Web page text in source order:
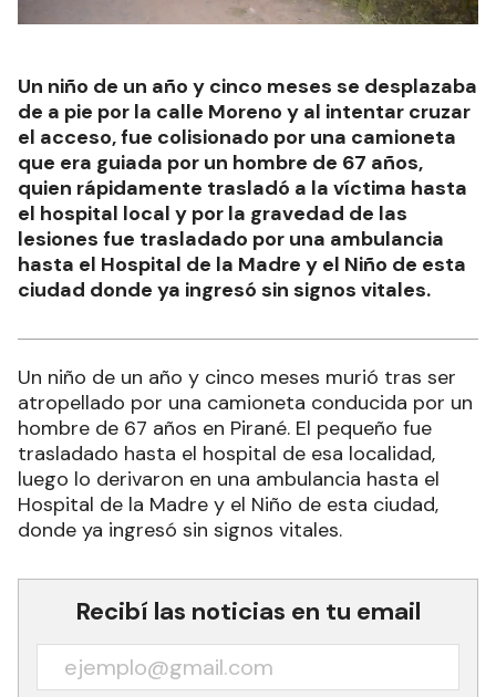
Un niño de un año y cinco meses se desplazaba
de a pie por la calle Moreno y al intentar cruzar
el acceso, fue colisionado por una camioneta
que era guiada por un hombre de 67 años,
quien rápidamente trasladó a la víctima hasta
el hospital local y por la gravedad de las
lesiones fue trasladado por una ambulancia
hasta el Hospital de la Madre y el Niño de esta
ciudad donde ya ingresó sin signos vitales.
Un niño de un año y cinco meses murió tras ser
atropellado por una camioneta conducida por un
hombre de 67 años en Pirané. El pequeño fue
trasladado hasta el hospital de esa localidad,
luego lo derivaron en una ambulancia hasta el
Hospital de la Madre y el Niño de esta ciudad,
donde ya ingresó sin signos vitales.
Recibí las noticias en tu email